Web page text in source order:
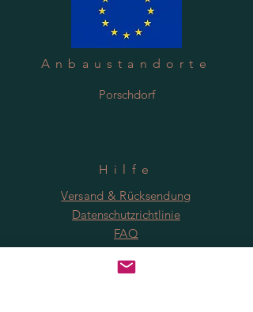
Anbaustandorte
Porschdorf
Hilfe
Versand & Rücksendung
Datenschutzrichtlinie
FAQ